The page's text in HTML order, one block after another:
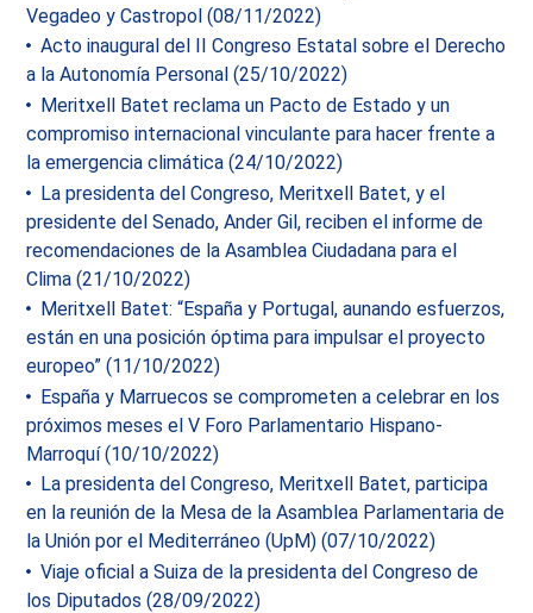
Vegadeo y Castropol (08/11/2022)
Acto inaugural del II Congreso Estatal sobre el Derecho
a la Autonomía Personal (25/10/2022)
Meritxell Batet reclama un Pacto de Estado y un
compromiso internacional vinculante para hacer frente a
la emergencia climática (24/10/2022)
La presidenta del Congreso, Meritxell Batet, y el
presidente del Senado, Ander Gil, reciben el informe de
recomendaciones de la Asamblea Ciudadana para el
Clima (21/10/2022)
Meritxell Batet: “España y Portugal, aunando esfuerzos,
están en una posición óptima para impulsar el proyecto
europeo” (11/10/2022)
España y Marruecos se comprometen a celebrar en los
próximos meses el V Foro Parlamentario Hispano-
Marroquí (10/10/2022)
La presidenta del Congreso, Meritxell Batet, participa
en la reunión de la Mesa de la Asamblea Parlamentaria de
la Unión por el Mediterráneo (UpM) (07/10/2022)
Viaje oficial a Suiza de la presidenta del Congreso de
los Diputados (28/09/2022)